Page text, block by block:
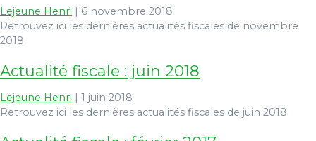
Lejeune Henri | 6 novembre 2018
Retrouvez ici les dernières actualités fiscales de novembre
2018
Actualité fiscale : juin 2018
Lejeune Henri | 1 juin 2018
Retrouvez ici les dernières actualités fiscales de juin 2018